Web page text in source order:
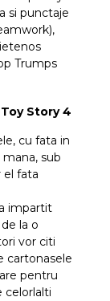
si punctaje
Trumps
Story 4
cu fata in
sub
el fata
impartit
la o
vor citi
cartonasele
pentru
celorlalti